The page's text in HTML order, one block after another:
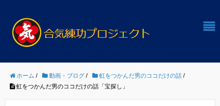
ホーム / 動画・ブログ / 虹をつかんだ男のココだけの話 /
虹をつかんだ男のココだけの話「宝探し」